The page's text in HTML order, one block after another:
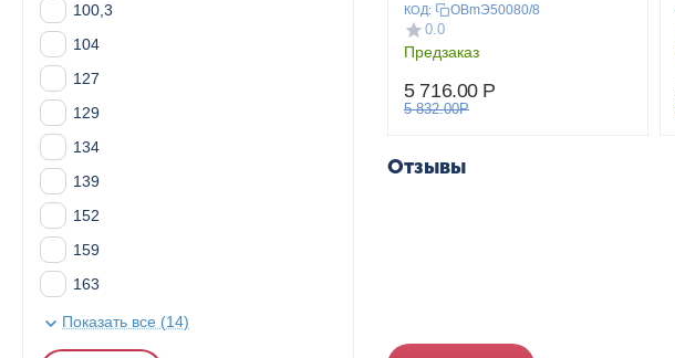
КОД: OBmЭ50080/8
0.0
Предзаказ
5 716.00 Р
5 832.00Р
Отзывы
100,3
104
127
129
134
139
152
159
163
164
195
Показать все (14)